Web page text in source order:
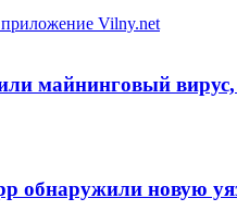
майнинговый
обнаружили новую